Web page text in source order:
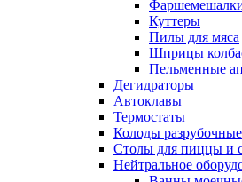
Куттеры
Пилы для мяса
Шприцы
Пельменные
Дегидраторы
Автоклавы
Термостаты
Колоды разрубочные
Столы для пиццы и
Нейтральное